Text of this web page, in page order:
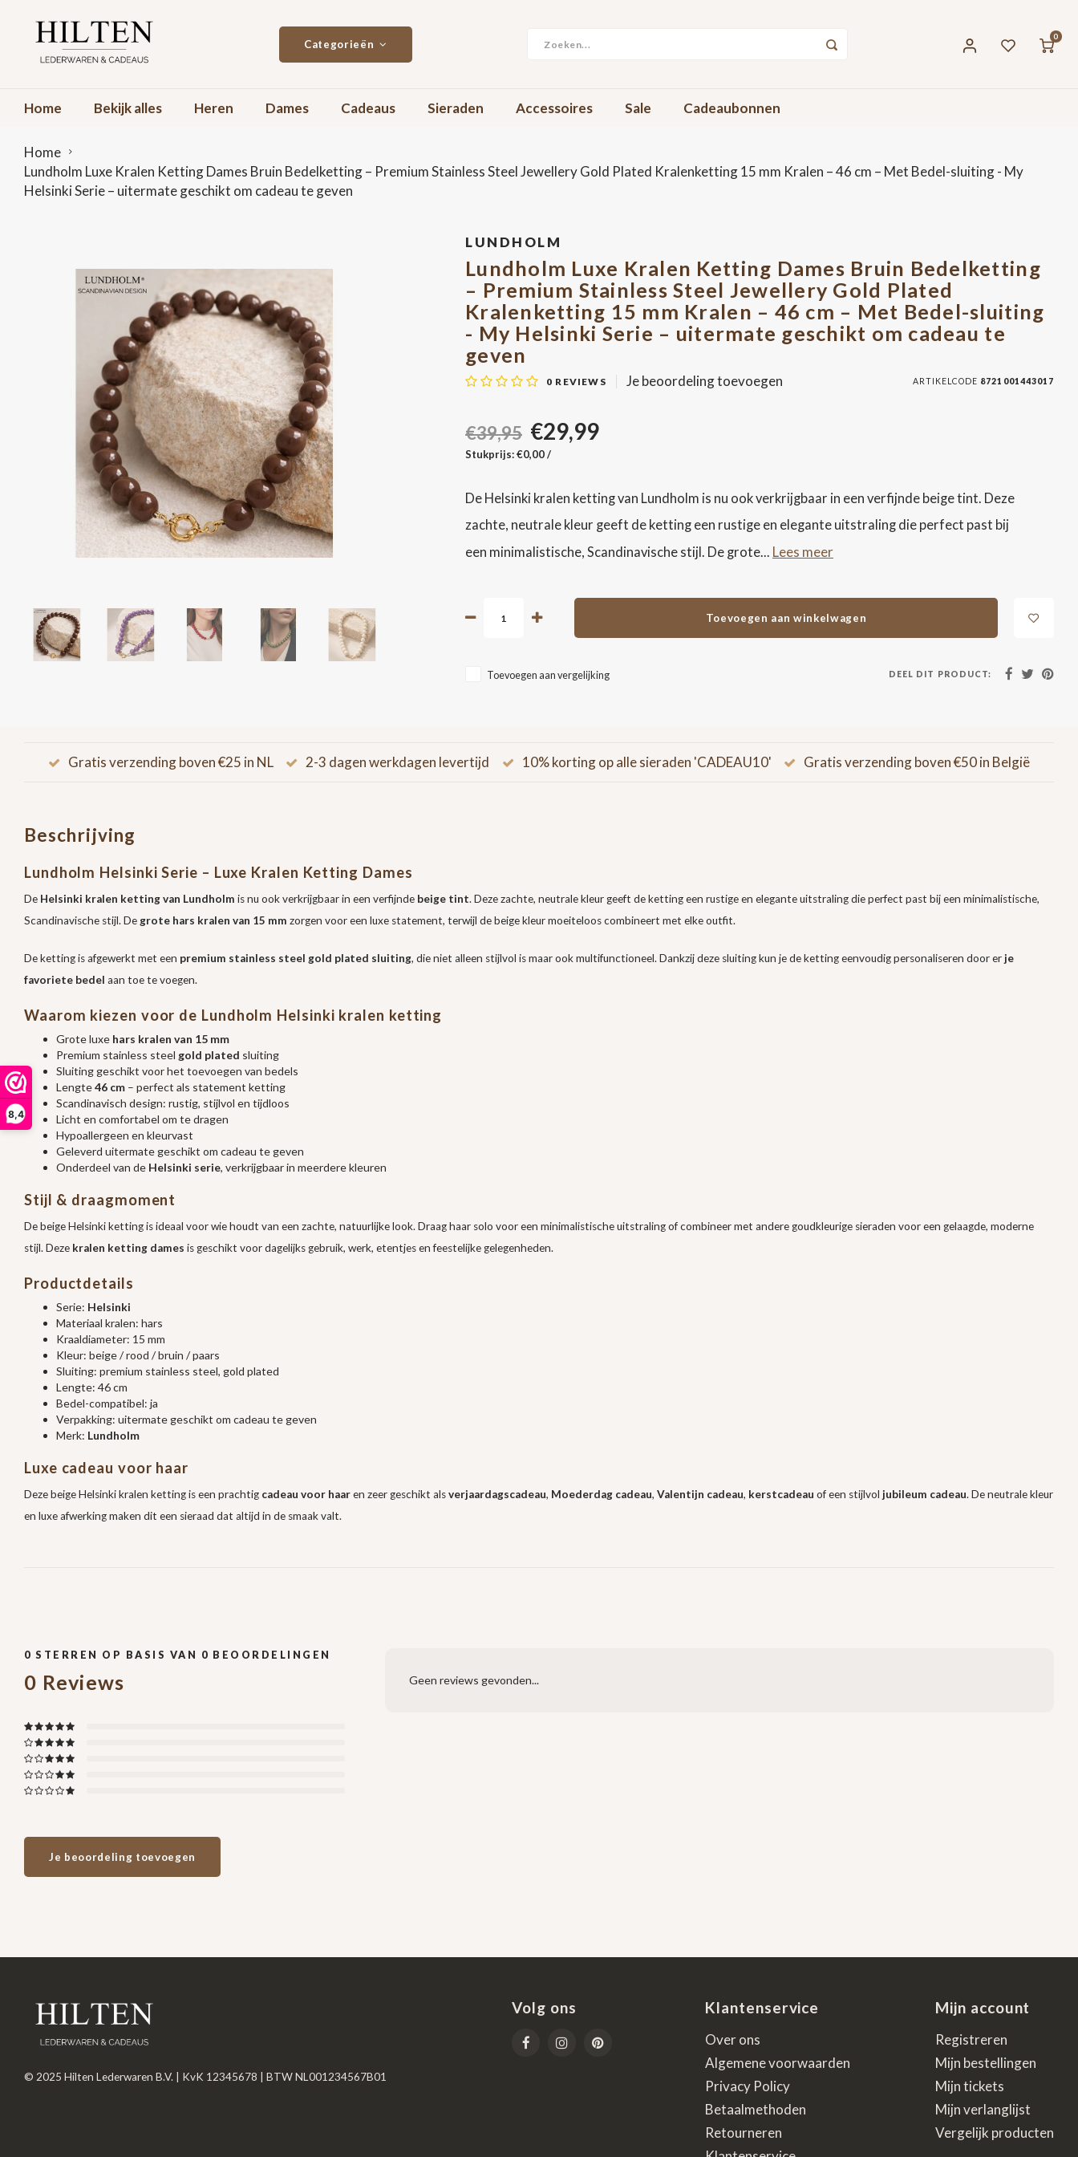
8,4
Categorieën
0
Home Bekijk alles Heren Dames Cadeaus Sieraden Accessoires Sale Cadeaubonnen
Home
Lundholm Luxe Kralen Ketting Dames Bruin Bedelketting – Premium Stainless Steel Jewellery Gold Plated Kralenketting 15 mm Kralen – 46 cm – Met Bedel-sluiting - My
Helsinki Serie – uitermate geschikt om cadeau te geven
LUNDHOLM
Lundholm Luxe Kralen Ketting Dames Bruin Bedelketting
– Premium Stainless Steel Jewellery Gold Plated
Kralenketting 15 mm Kralen – 46 cm – Met Bedel-sluiting
- My Helsinki Serie – uitermate geschikt om cadeau te
geven
0 REVIEWS Je beoordeling toevoegen ARTIKELCODE 8721001443017
€39,95 €29,99
Stukprijs: €0,00 /
De Helsinki kralen ketting van Lundholm is nu ook verkrijgbaar in een verfijnde beige tint. Deze
zachte, neutrale kleur geeft de ketting een rustige en elegante uitstraling die perfect past bij
een minimalistische, Scandinavische stijl. De grote... Lees meer
Toevoegen aan winkelwagen
Toevoegen aan vergelijking DEEL DIT PRODUCT:
Gratis verzending boven €25 in NL 2-3 dagen werkdagen levertijd 10% korting op alle sieraden 'CADEAU10' Gratis verzending boven €50 in België
Beschrijving
Lundholm Helsinki Serie – Luxe Kralen Ketting Dames
De Helsinki kralen ketting van Lundholm is nu ook verkrijgbaar in een verfijnde beige tint. Deze zachte, neutrale kleur geeft de ketting een rustige en elegante uitstraling die perfect past bij een minimalistische,
Scandinavische stijl. De grote hars kralen van 15 mm zorgen voor een luxe statement, terwijl de beige kleur moeiteloos combineert met elke outfit.
De ketting is afgewerkt met een premium stainless steel gold plated sluiting, die niet alleen stijlvol is maar ook multifunctioneel. Dankzij deze sluiting kun je de ketting eenvoudig personaliseren door er je
favoriete bedel aan toe te voegen.
Waarom kiezen voor de Lundholm Helsinki kralen ketting
Grote luxe hars kralen van 15 mm
Premium stainless steel gold plated sluiting
Sluiting geschikt voor het toevoegen van bedels
Lengte46 cm – perfect als statement ketting
Scandinavisch design: rustig, stijlvol en tijdloos
Licht en comfortabel om te dragen
Hypoallergeen en kleurvast
Geleverd uitermate geschikt om cadeau te geven
Onderdeel van de Helsinki serie, verkrijgbaar in meerdere kleuren
Stijl & draagmoment
De beige Helsinki ketting is ideaal voor wie houdt van een zachte, natuurlijke look. Draag haar solo voor een minimalistische uitstraling of combineer met andere goudkleurige sieraden voor een gelaagde, moderne
stijl. Deze kralen ketting dames is geschikt voor dagelijks gebruik, werk, etentjes en feestelijke gelegenheden.
Productdetails
Serie: Helsinki
Materiaal kralen: hars
Kraaldiameter: 15 mm
Kleur: beige / rood / bruin / paars
Sluiting: premium stainless steel, gold plated
Lengte: 46 cm
Bedel-compatibel: ja
Verpakking: uitermate geschikt om cadeau te geven
Merk: Lundholm
Luxe cadeau voor haar
Deze beige Helsinki kralen ketting is een prachtig cadeau voor haaren zeer geschikt alsverjaardagscadeau, Moederdag cadeau, Valentijn cadeau, kerstcadeau of een stijlvol jubileum cadeau. De neutrale kleur
en luxe afwerking maken dit een sieraad dat altijd in de smaak valt.
0 STERREN OP BASIS VAN 0 BEOORDELINGEN
0 Reviews
Je beoordeling toevoegen
Geen reviews gevonden...
© 2025 Hilten Lederwaren B.V. | KvK 12345678 | BTW NL001234567B01
Volg ons Klantenservice
Over ons
Algemene voorwaarden
Privacy Policy
Betaalmethoden
Retourneren
Mijn account
Registreren
Mijn bestellingen
Mijn tickets
Mijn verlanglijst
Vergelijk producten